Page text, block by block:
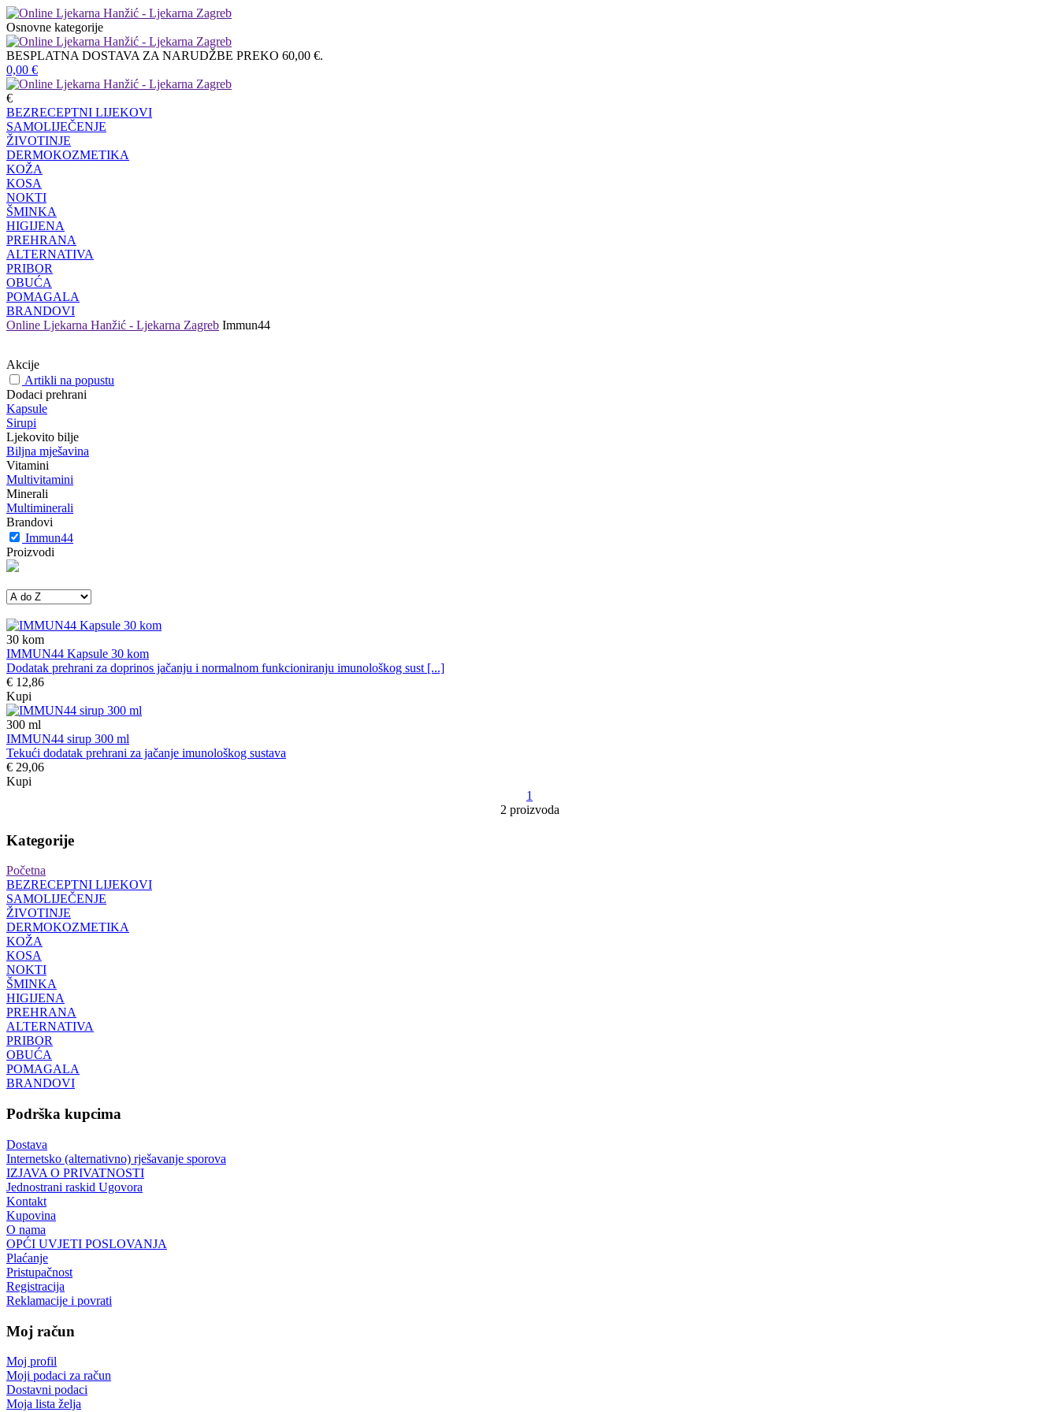
Osnovne kategorije
BESPLATNA DOSTAVA ZA NARUDŽBE PREKO 60,00 €.
0,00 €
€
BEZRECEPTNI LIJEKOVI
SAMOLIJEČENJE
ŽIVOTINJE
DERMOKOZMETIKA
KOŽA
KOSA
NOKTI
ŠMINKA
HIGIJENA
PREHRANA
ALTERNATIVA
PRIBOR
OBUĆA
POMAGALA
BRANDOVI
Online Ljekarna Hanžić - Ljekarna Zagreb Immun44
Akcije
Artikli na popustu
Dodaci prehrani
Kapsule
Sirupi
Ljekovito bilje
Biljna mješavina
Vitamini
Multivitamini
Minerali
Multiminerali
Brandovi
Immun44
Proizvodi
30 kom
IMMUN44 Kapsule 30 kom
Dodatak prehrani za doprinos jačanju i normalnom funkcioniranju imunološkog sust [...]
€ 12,86
Kupi
300 ml
IMMUN44 sirup 300 ml
Tekući dodatak prehrani za jačanje imunološkog sustava
€ 29,06
Kupi
1
2 proizvoda
Kategorije
Početna
BEZRECEPTNI LIJEKOVI
SAMOLIJEČENJE
ŽIVOTINJE
DERMOKOZMETIKA
KOŽA
KOSA
NOKTI
ŠMINKA
HIGIJENA
PREHRANA
ALTERNATIVA
PRIBOR
OBUĆA
POMAGALA
BRANDOVI
Podrška kupcima
Dostava
Internetsko (alternativno) rješavanje sporova
IZJAVA O PRIVATNOSTI
Jednostrani raskid Ugovora
Kontakt
Kupovina
O nama
OPĆI UVJETI POSLOVANJA
Plaćanje
Pristupačnost
Registracija
Reklamacije i povrati
Moj račun
Moj profil
Moji podaci za račun
Dostavni podaci
Moja lista želja